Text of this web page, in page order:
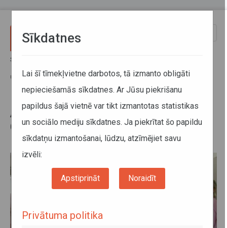
Sākums
un "CATA"
ATD reģionālā vizīte Valmierā un
Cēsīs, tiekoties ar "VTU Valmiera"
un "CATA"
Sīkdatnes
Lai šī tīmekļvietne darbotos, tā izmanto obligāti
nepieciešamās sīkdatnes. Ar Jūsu piekrišanu
papildus šajā vietnē var tikt izmantotas statistikas
un sociālo mediju sīkdatnes. Ja piekrītat šo papildu
sīkdatņu izmantošanai, lūdzu, atzīmējiet savu
izvēli:
Apstiprināt Noraidīt
Privātuma politika